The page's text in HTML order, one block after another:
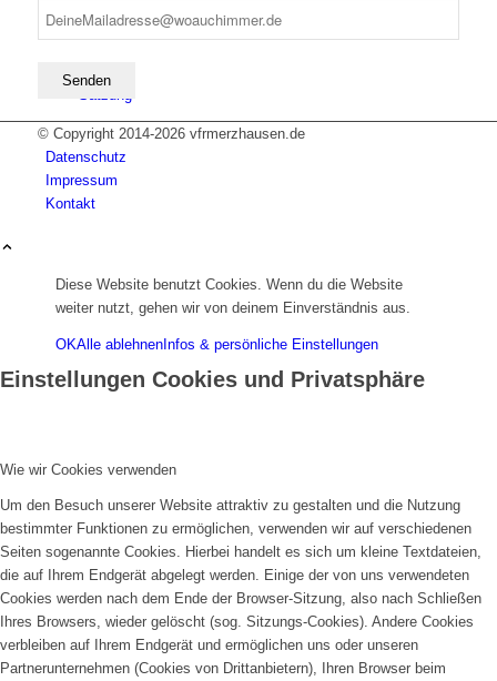
Satzung
Fußball
Grundsätze/Leitlinien
© Copyright 2014-2026 vfrmerzhausen.de
Datenschutz
Impressum
Kontakt
Diese Website benutzt Cookies. Wenn du die Website
weiter nutzt, gehen wir von deinem Einverständnis aus.
OKAlle ablehnenInfos & persönliche Einstellungen
Einstellungen Cookies und Privatsphäre
Wie wir Cookies verwenden
Um den Besuch unserer Website attraktiv zu gestalten und die Nutzung
bestimmter Funktionen zu ermöglichen, verwenden wir auf verschiedenen
Seiten sogenannte Cookies. Hierbei handelt es sich um kleine Textdateien,
die auf Ihrem Endgerät abgelegt werden. Einige der von uns verwendeten
Cookies werden nach dem Ende der Browser-Sitzung, also nach Schließen
Ihres Browsers, wieder gelöscht (sog. Sitzungs-Cookies). Andere Cookies
verbleiben auf Ihrem Endgerät und ermöglichen uns oder unseren
Partnerunternehmen (Cookies von Drittanbietern), Ihren Browser beim